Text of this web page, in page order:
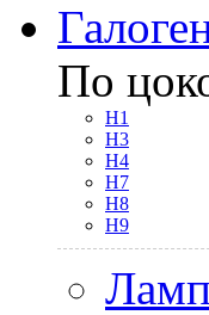
По
H1
H3
H4
H7
H8
H9